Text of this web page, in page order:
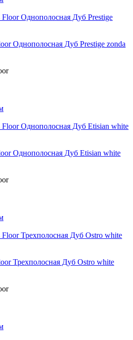
Однополосная Дуб Prestige zonda
Однополосная Дуб Etisian white
Трехполосная Дуб Ostro white